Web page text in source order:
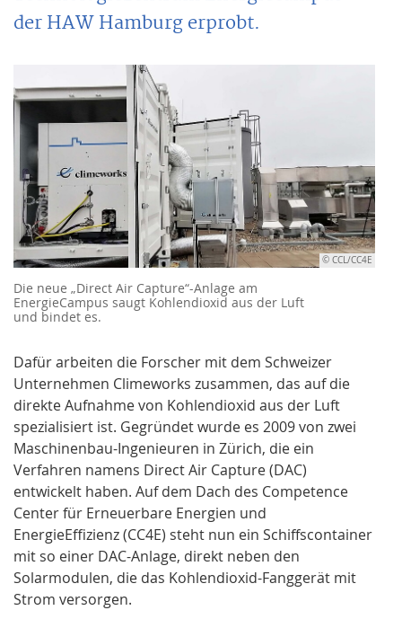
der HAW Hamburg erprobt.
© CCL/CC4E
Die neue „Direct Air Capture“-Anlage am
EnergieCampus saugt Kohlendioxid aus der Luft
und bindet es.
Dafür arbeiten die Forscher mit dem Schweizer
Unternehmen Climeworks zusammen, das auf die
direkte Aufnahme von Kohlendioxid aus der Luft
spezialisiert ist. Gegründet wurde es 2009 von zwei
Maschinenbau-Ingenieuren in Zürich, die ein
Verfahren namens Direct Air Capture (DAC)
entwickelt haben. Auf dem Dach des Competence
Center für Erneuerbare Energien und
EnergieEffizienz (CC4E) steht nun ein Schiffscontainer
mit so einer DAC-Anlage, direkt neben den
Solarmodulen, die das Kohlendioxid-Fanggerät mit
Strom versorgen.